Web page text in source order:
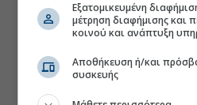
Εξατομικευμένη
μέτρηση διαφήμισης και
κοινού και ανάπτυξη
Αποθήκευση ή/και
συσκευής